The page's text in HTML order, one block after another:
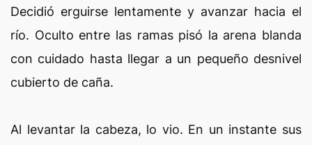
Decidió erguirse lentamente y avanzar hacia el
río. Oculto entre las ramas pisó la arena blanda
con cuidado hasta llegar a un pequeño desnivel
cubierto de caña.
Al levantar la cabeza, lo vio. En un instante sus